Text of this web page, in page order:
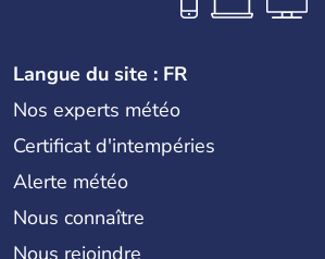
Langue du site : FR
Nos experts météo
Certificat d'intempéries
Alerte météo
Nous connaître
Nous rejoindre